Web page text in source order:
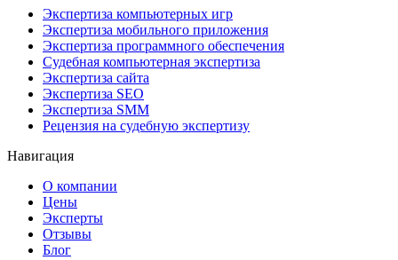
Экспертиза компьютерных игр
Экспертиза мобильного приложения
Экспертиза программного обеспечения
Судебная компьютерная экспертиза
Экспертиза сайта
Экспертиза SEO
Экспертиза SMM
Рецензия на судебную экспертизу
Навигация
О компании
Цены
Эксперты
Отзывы
Блог